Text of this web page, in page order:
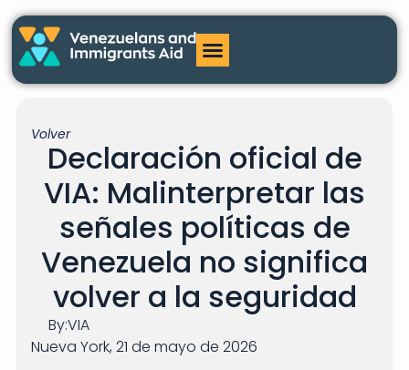
Volver
Declaración oficial de
VIA: Malinterpretar las
señales políticas de
Venezuela no significa
volver a la seguridad
By:VIA
Nueva York, 21 de mayo de 2026